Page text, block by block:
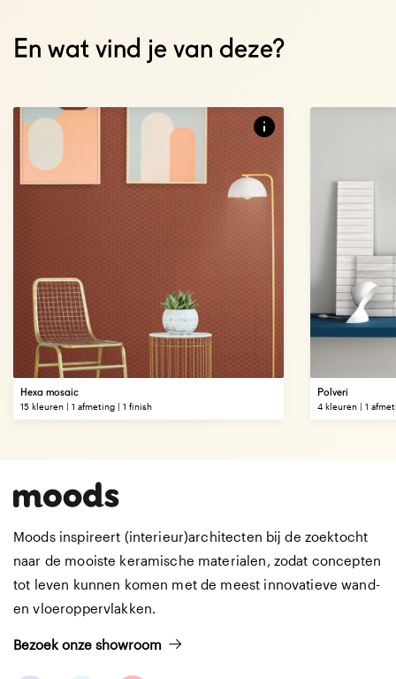
En wat vind je van deze?
The six-sided shape: mosaic in new trendy
Hexa mosaic
15 kleuren | 1 afmeting | 1 finish
Polveri
4 kleuren | 1
Moods inspireert (interieur)architecten bij de zoektocht
naar de mooiste keramische materialen, zodat concepten
tot leven kunnen komen met de meest innovatieve wand-
en vloeroppervlakken.
Bezoek onze showroom